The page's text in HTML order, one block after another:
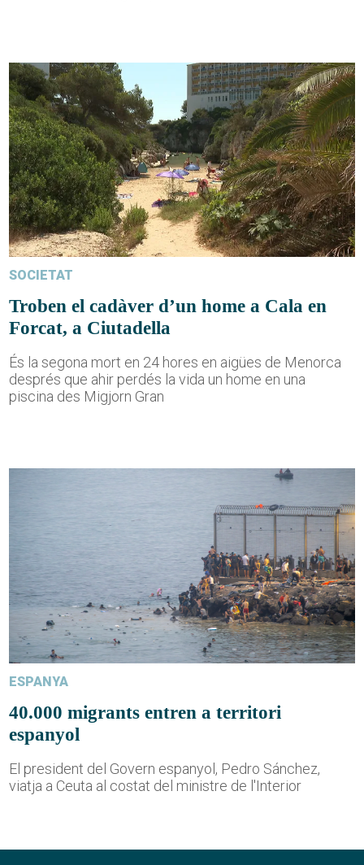
SOCIETAT
Troben el cadàver d’un home a Cala en
Forcat, a Ciutadella
És la segona mort en 24 hores en aigües de Menorca
després que ahir perdés la vida un home en una
piscina des Migjorn Gran
ESPANYA
40.000 migrants entren a territori
espanyol
El president del Govern espanyol, Pedro Sánchez,
viatja a Ceuta al costat del ministre de l'Interior